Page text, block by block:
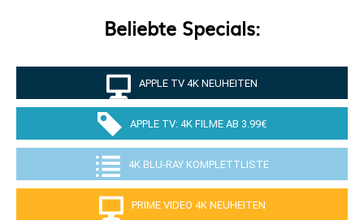
Beliebte Specials:
APPLE TV 4K NEUHEITEN
APPLE TV: 4K FILME AB 3.99€
4K BLU-RAY KOMPLETTLISTE
PRIME VIDEO 4K NEUHEITEN